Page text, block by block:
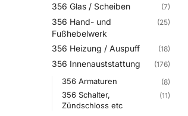
356 Glas / Scheiben (7)
356 Hand- und
Fußhebelwerk
(25)
356 Heizung / Auspuff (18)
356 Innenauststattung (176)
356 Armaturen (8)
356 Schalter,
Zündschloss etc
(11)